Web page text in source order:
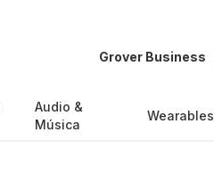
Grover Business
Audio &
Música
Wearables